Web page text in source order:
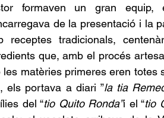
formaven un gran
de la presentació i la
receptes tradicionals,
que, amb el procés
les matèries primeres eren totes
els portava a diari ”la tia
del “tio Quito Ronda”i el “tio